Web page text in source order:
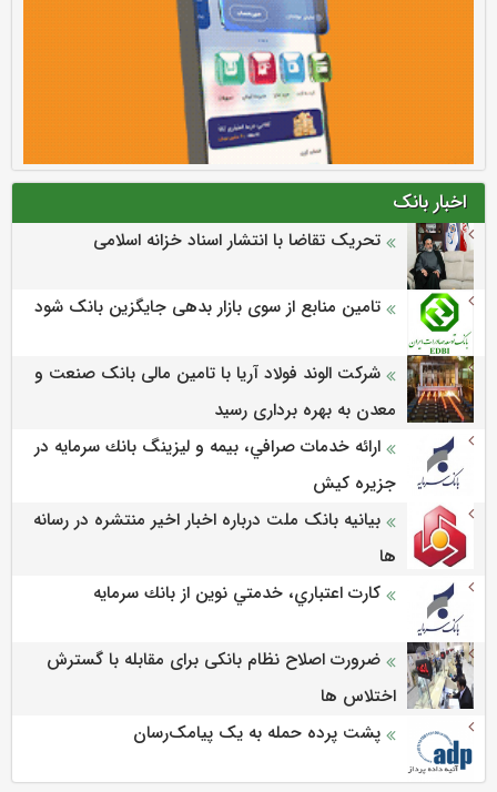
اخبار بانک
تحریک تقاضا با انتشار اسناد خزانه اسلامی
تامین منابع از سوی بازار بدهی جایگزین بانک شود
شرکت الوند فولاد آریا با تامین مالی بانک صنعت و
معدن به بهره برداری رسید
ارائه خدمات صرافي، بيمه و ليزينگ بانك سرمايه در
جزيره كيش
بیانیه بانک ملت درباره اخبار اخیر منتشره در رسانه
ها
كارت اعتباري، خدمتي نوين از بانك سرمايه
ضرورت اصلاح نظام بانکی برای مقابله با گسترش
اختلاس ها
پشت پرده حمله به یک پیامک‌رسان